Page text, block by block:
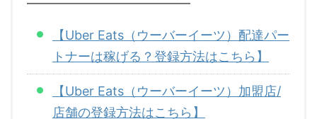
【Uber Eats（ウーバーイーツ）配達パー
トナーは稼げる？登録方法はこちら】
【Uber Eats（ウーバーイーツ）加盟店/
店舗の登録方法はこちら】